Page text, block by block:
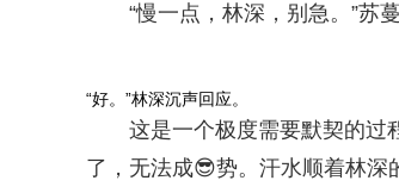
“慢一点，林深，别急。”苏
“好。”林深沉声回应。
这是一个极度需要默契的过
了，无法成😎势。汗水顺着林深